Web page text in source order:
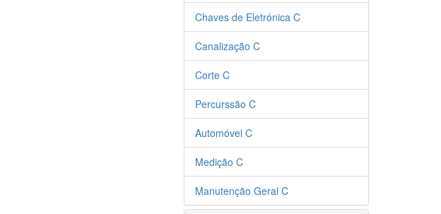
Chaves de Eletrónica C
Canalização C
Corte C
Percurssão C
Automóvel C
Medição C
Manutenção Geral C